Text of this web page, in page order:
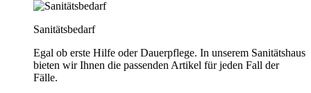
Sanitätsbedarf
Egal ob erste Hilfe oder Dauerpflege. In unserem Sanitätshaus
bieten wir Ihnen die passenden Artikel für jeden Fall der
Fälle.